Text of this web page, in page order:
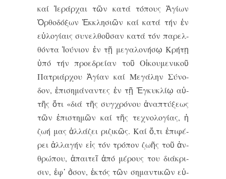
καί Ἱ­ε­ράρ­χαι τῶν κα­τά τό­πους Ἁ­γί­ων
Ὀρ­θο­δό­ξων Ἐκ­κλη­σι­ῶν καί κα­τά τήν ἐν
εὐ­λο­γί­αις συ­νελ­θοῦ­σαν κα­τά τόν πα­ρελ­
θόν­τα Ἰ­ού­νι­ον ἐν τῇ με­γα­λο­νή­σῳ Κρή­τῃ
ὑ­πό τήν προ­ε­δρεί­αν τοῦ Οἰ­κου­με­νι­κοῦ
Πα­τρι­άρ­χου Ἁ­γί­αν καί Με­γά­λην Σύ­νο­
δον, ἐ­πι­ση­μά­ναν­τες ἐν τῇ Ἐγ­κυ­κλί­ῳ αὐ­
τῆς ὅ­τι «δι­ά τῆς συγ­χρο­́­νου ἀ­να­πτυ­́­ξε­ως
τῶν ἐ­πι­στη­μῶν καί τῆς τε­χνο­λο­γι­́­ας, ἡ
ζω­ή μας ἀλ­λα­́­ζει ρι­ζι­κῶς. Καί ὅ,τι ἐ­πι­φε­́­
ρει ἀλ­λα­γη­́ν εἰς το­́ν τρο­́­πον ζω­ῆς τοῦ ἀν­
θρω­́­που, ἀ­παι­τεῖ ἀ­πό με­́­ρους του δι­α­́­κρι­
σιν, ἐφ᾽ ὁ­́­σον, ἐ­κτο­́ς τῶν ση­μαν­τι­κῶν εὐ­